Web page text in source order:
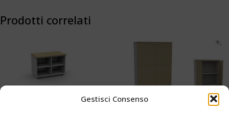
Gestisci Consenso
Prodotti correlati